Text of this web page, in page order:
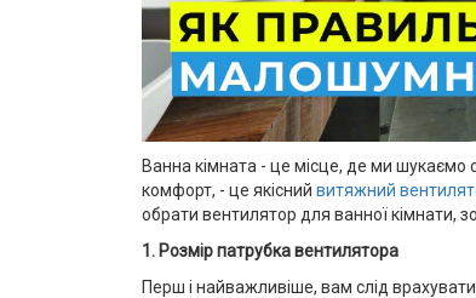
Ванна кімната - це місце, де ми
комфорт, - це якісний витяжний
обрати вентилятор для ванної кімнати,
1. Розмір патрубка вентилятора
Перш і найважливіше, вам слід